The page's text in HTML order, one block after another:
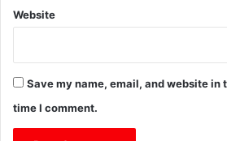
Website
Save my name, email, and website in
time I comment.